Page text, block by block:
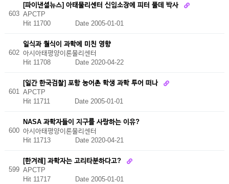
603
[파이낸셜뉴스] 아태물리센터 신임소장에 피터 풀데 박사
APCTP
Hit 11700
Date 2005-01-01
602
일식과 월식이 과학에 미친 영향
아시아태평양이론물리센터
Hit 11708 Date 2020-04-22
601
[일간 한국검찰] 포항 농어촌 학생 과학 투어 떠나
APCTP
Hit 11711
Date 2005-01-01
600
NASA 과학자들이 지구를 사랑하는 이유?
아시아태평양이론물리센터
Hit 11713 Date 2020-04-21
599
[한겨레] 과학자는 고리타분하다고?
APCTP
Hit 11717
Date 2005-01-01